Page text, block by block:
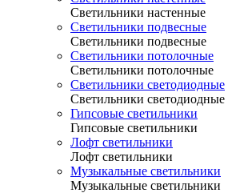
Светильники настенные
Светильники подвесные
Светильники подвесные
Светильники потолочные
Светильники потолочные
Светильники светодиодные
Светильники светодиодные
Гипсовые светильники
Гипсовые светильники
Лофт светильники
Лофт светильники
Музыкальные светильники
Музыкальные светильники